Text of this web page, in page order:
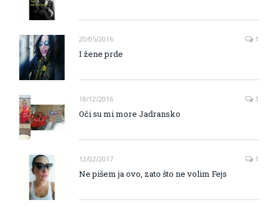
20/05/2016 1
I žene prde
18/12/2016 1
Oči su mi more Jadransko
12/02/2017 1
Ne pišem ja ovo, zato što ne volim Fejs